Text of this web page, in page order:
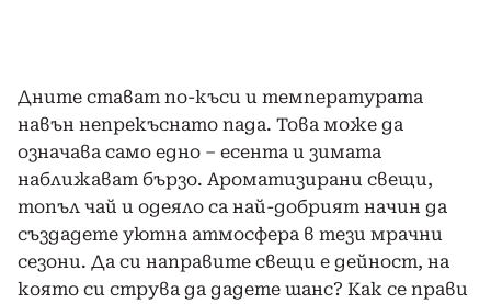
Дните стават по-къси и температурата
навън непрекъснато пада. Това може да
означава само едно – есента и зимата
наближават бързо. Ароматизирани свещи,
топъл чай и одеяло са най-добрият начин да
създадете уютна атмосфера в тези мрачни
сезони. Да си направите свещи е дейност, на
която си струва да дадете шанс? Как се прави